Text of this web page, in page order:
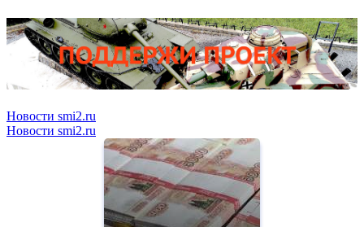
Новости smi2.ru
Новости smi2.ru